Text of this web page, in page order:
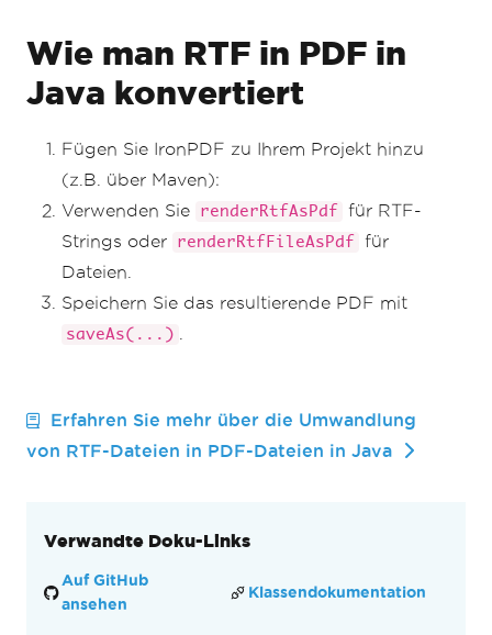
Wie man RTF in PDF in
Java konvertiert
Fügen Sie IronPDF zu Ihrem Projekt hinzu
(z.B. über Maven):
Verwenden Sie
renderRtfAsPdf
für RTF-
Strings oder
renderRtfFileAsPdf
für
Dateien.
Speichern Sie das resultierende PDF mit
saveAs(...)
Erfahren Sie mehr über die Umwandlung
von RTF-Dateien in PDF-Dateien in Java
Verwandte Doku-Links
Auf GitHub
ansehen
Klassendokumentation